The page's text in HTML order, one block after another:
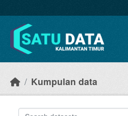
Kumpulan data